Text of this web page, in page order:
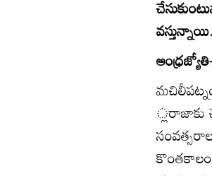
వస్తున్నాయి.
్లరాజాకు